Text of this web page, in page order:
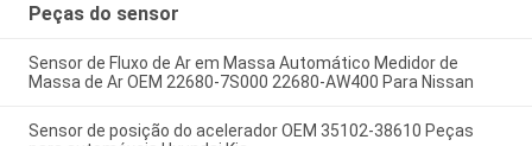
Peças do sensor
Sensor de Fluxo de Ar em Massa Automático Medidor de
Massa de Ar OEM 22680-7S000 22680-AW400 Para Nissan
Sensor de posição do acelerador OEM 35102-38610 Peças